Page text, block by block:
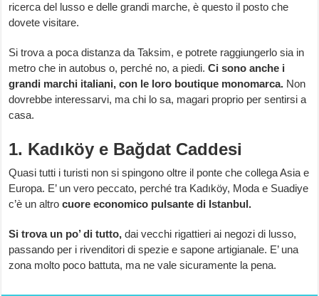
ricerca del lusso e delle grandi marche, è questo il posto che
dovete visitare.
Si trova a poca distanza da Taksim, e potrete raggiungerlo sia in
metro che in autobus o, perché no, a piedi.Ci sono anche i
grandi marchi italiani, con le loro boutique monomarca. Non
dovrebbe interessarvi, ma chi lo sa, magari proprio per sentirsi a
casa.
1. Kadıköy e Bağdat Caddesi
Quasi tutti i turisti non si spingono oltre il ponte che collega Asia e
Europa. E’ un vero peccato, perché tra Kadıköy, Moda e Suadiye
c’è un altrocuore economico pulsante di Istanbul.
Si trova un po’ di tutto,dai vecchi rigattieri ai negozi di lusso,
passando per i rivenditori di spezie e sapone artigianale. E’ una
zona molto poco battuta, ma ne vale sicuramente la pena.